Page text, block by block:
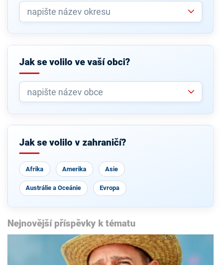
Jak se volilo ve vaší obci?
Jak se volilo v zahraničí?
Afrika Amerika Asie
Austrálie a Oceánie Evropa
Nejnovější příspěvky k tématu